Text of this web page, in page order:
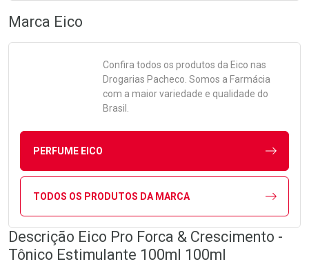
Marca Eico
Confira todos os produtos da Eico nas
Drogarias Pacheco. Somos a Farmácia
com a maior variedade e qualidade do
Brasil.
PERFUME EICO
TODOS OS PRODUTOS DA MARCA
Descrição Eico Pro Forca & Crescimento -
Tônico Estimulante 100ml 100ml